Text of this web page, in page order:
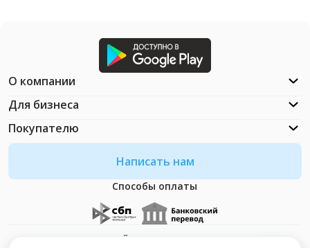
Написать нам
Способы оплаты
О компании
Для бизнеса
Покупателю
Документация